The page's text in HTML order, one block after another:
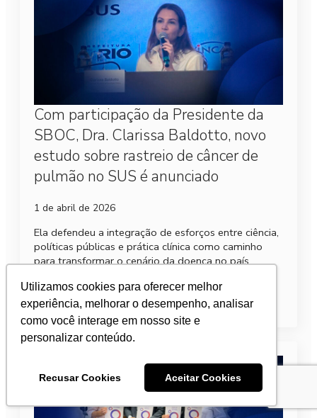
Utilizamos cookies para oferecer melhor
experiência, melhorar o desempenho, analisar
como você interage em nosso site e
personalizar conteúdo.
Recusar Cookies Aceitar Cookies
Com participação da Presidente da
SBOC, Dra. Clarissa Baldotto, novo
estudo sobre rastreio de câncer de
pulmão no SUS é anunciado
1 de abril de 2026
Ela defendeu a integração de esforços entre ciência,
políticas públicas e prática clínica como caminho
para transformar o cenário da doença no país.
Leia mais